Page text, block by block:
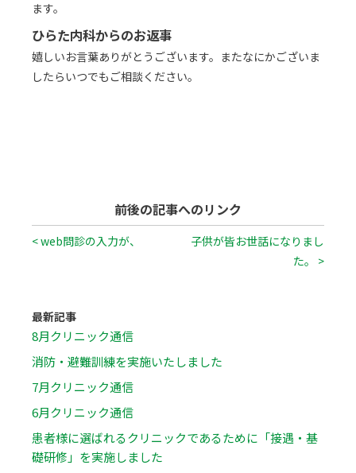
ます。
ひらた内科からのお返事
嬉しいお言葉ありがとうございます。またなにかございま
したらいつでもご相談ください。
前後の記事へのリンク
< web問診の入力が、
子供が皆お世話になりまし
た。 >
最新記事
8月クリニック通信
消防・避難訓練を実施いたしました
7月クリニック通信
6月クリニック通信
患者様に選ばれるクリニックであるために「接遇・基
礎研修」を実施しました